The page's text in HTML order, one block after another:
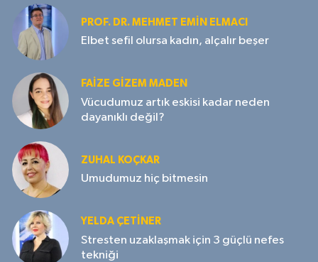
PROF. DR. MEHMET EMIN ELMACI
Elbet sefil olursa kadın, alçalır beşer
FAIZE GIZEM MADEN
Vücudumuz artık eskisi kadar neden
dayanıklı değil?
ZUHAL KOÇKAR
Umudumuz hiç bitmesin
YELDA ÇETİNER
Stresten uzaklaşmak için 3 güçlü nefes
tekniği